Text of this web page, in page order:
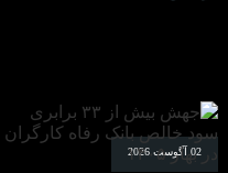
02 آگوست 2026